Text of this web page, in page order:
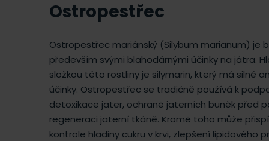
Ostropestřec
Ostropestřec mariánský (Silybum marianum) je
především svými blahodárnými účinky na játra.
složkou této rostliny je silymarin, který má silné
účinky. Ostropestřec se tradičně používá k
detoxikace jater, ochraně jaterních buněk před
regeneraci jaterní tkáně. Kromě toho může
kontrole hladiny cukru v krvi, zlepšení lipidového